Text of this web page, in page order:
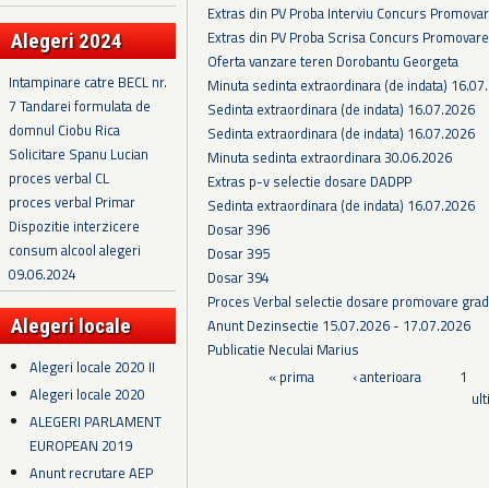
Alegeri 2024
Intampinare catre BECL nr.
7 Tandarei formulata de
domnul Ciobu Rica
Solicitare Spanu Lucian
proces verbal CL
proces verbal Primar
Dispozitie interzicere
consum alcool alegeri
09.06.2024
Alegeri locale
Alegeri locale 2020 II
Alegeri locale 2020
ALEGERI PARLAMENT
EUROPEAN 2019
Anunt recrutare AEP
Extras din PV Proba Interviu Concurs
Extras din PV Proba Scrisa Concurs
Oferta vanzare teren Dorobantu Georgeta
Minuta sedinta extraordinara (de indata)
Sedinta extraordinara (de indata) 16.07.2026
Sedinta extraordinara (de indata) 16.07.2026
Minuta sedinta extraordinara 30.06.2026
Extras p-v selectie dosare DADPP
Sedinta extraordinara (de indata) 16.07.2026
Dosar 396
Dosar 395
Dosar 394
Proces Verbal selectie dosare promovare
Anunt Dezinsectie 15.07.2026 - 17.07.2026
Publicatie Neculai Marius
Pagini« prima ‹ anterioara
1